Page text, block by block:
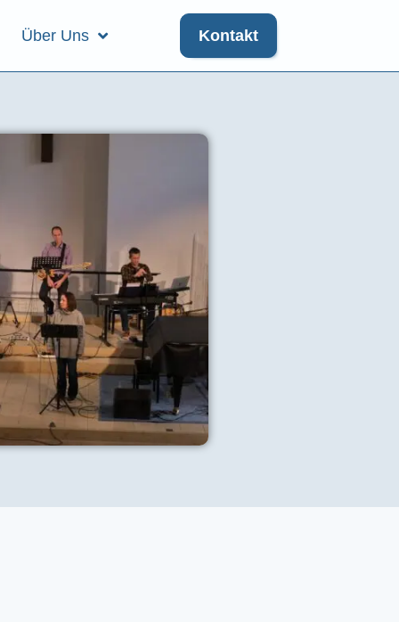
Über Uns Kontakt